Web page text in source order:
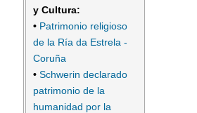
y Cultura:
• Patrimonio religioso
de la Ría da Estrela -
Coruña
• Schwerin declarado
patrimonio de la
humanidad por la